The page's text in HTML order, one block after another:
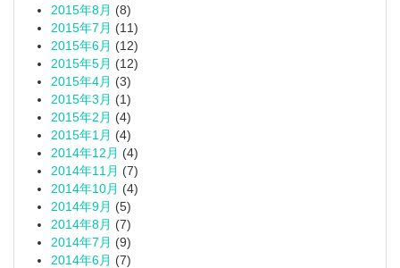
2015年8月 (8)
2015年7月 (11)
2015年6月 (12)
2015年5月 (12)
2015年4月 (3)
2015年3月 (1)
2015年2月 (4)
2015年1月 (4)
2014年12月 (4)
2014年11月 (7)
2014年10月 (4)
2014年9月 (5)
2014年8月 (7)
2014年7月 (9)
2014年6月 (7)